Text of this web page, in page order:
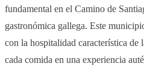
fundamental en el Camino de
gastronómica gallega. Este
con la hospitalidad característica de
cada comida en una experiencia